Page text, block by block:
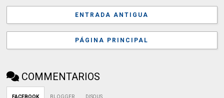
ENTRADA ANTIGUA
PÁGINA PRINCIPAL
COMMENTARIOS
FACEBOOK BLOGGER DISQUS